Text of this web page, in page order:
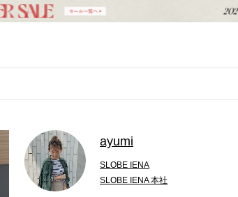
ayumi
SLOBE IENA
SLOBE IENA 本社